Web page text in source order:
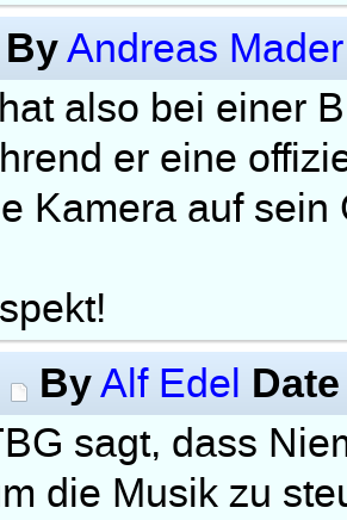
ByAndreas Mader
also bei einer
er eine
Kamera auf sein
ByAlf Edel Date
sagt, dass
die Musik zu